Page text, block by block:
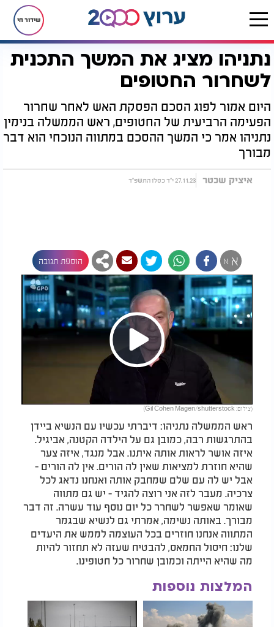
שידור חי
דף הבית חדשות חדשות בארץ נתניהו מציג את המשך התכנית לשחרור החטופים
נתניהו מציג את המשך התכנית
לשחרור החטופים
היום אמור לפוג הסכם הפסקת האש לאחר שחרור
הפעימה הרביעית של החטופים, ראש הממשלה בנימין
נתניהו אמר כי המשך ההסכם במתווה הנוכחי הוא דבר
מבורך
איציק שכטר 27.11.23 י"ד כסלו התשפ"ד
א א הוספת תגובה
Play
Video
(צילום: Gil Cohen Magen/shutterstock)
ראש הממשלה נתניהו: דיברתי עכשיו עם הנשיא ביידן
בהתרגשות רבה, כמובן גם על הילדה הקטנה, אביגיל.
איזה אושר לראות אותה איתנו. אבל מנגד, איזה צער
שהיא חוזרת למציאות שאין לה הורים. אין לה הורים -
אבל יש לה עם שלם שמחבק אותה ואנחנו נדאג לכל
צרכיה. מעבר לזה אני רוצה להגיד - יש גם מתווה
שאומר שאפשר לשחרר כל יום נוסף עוד עשרה. זה דבר
מבורך. באותה נשימה, אמרתי גם לנשיא שבגמר
המתווה אנחנו חוזרים בכל העוצמה לממש את היעדים
שלנו: חיסול החמאס, להבטיח שעזה לא תחזור להיות
מה שהיא הייתה וכמובן שחרור כל חטופינו.
המלצות נוספות